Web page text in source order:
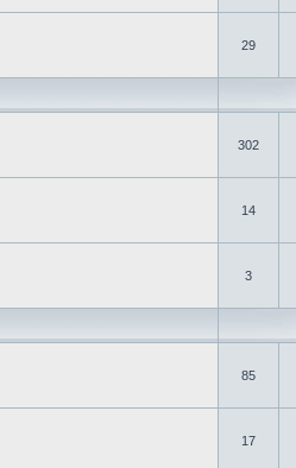
29
302
14
3
85
17